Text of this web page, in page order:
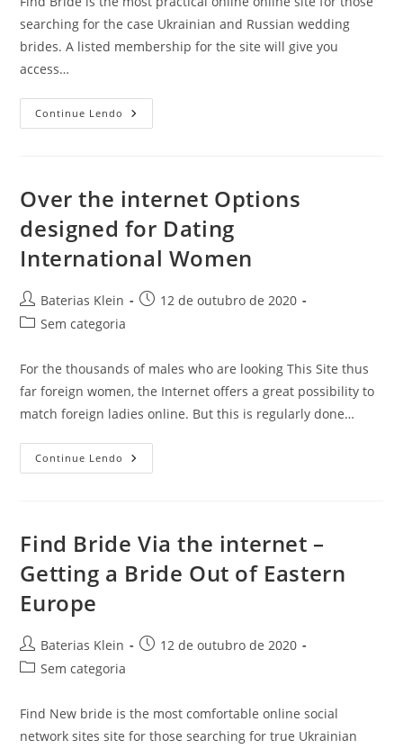
searching for the case Ukrainian and Russian wedding
brides. A listed membership for the site will give you
access…
Continue Lendo Locate
Bride
Where
To
A
Bride
Out
Of
European
Countries
Over the internet Options
designed for Dating
International Women
Autor
do
Baterias Klein
Post12 de outubro de 2020
Categoria
post:
Sem categoria
For the thousands of males who are looking This Site thus
far foreign women, the Internet offers a great possibility to
match foreign ladies online. But this is regularly done…
Continue Lendo Over
The
Dating
International
Find Bride Via the internet –
Getting a Bride Out of Eastern
Europe
Autor
do
Baterias Klein
Post12 de outubro de 2020
Categoria
post:
Sem categoria
Find New bride is the most comfortable online social
network sites site for those searching for true Ukrainian